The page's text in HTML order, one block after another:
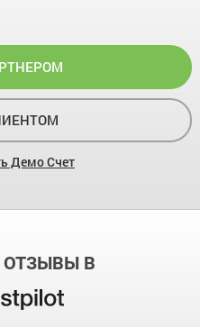
Демо Счет
В